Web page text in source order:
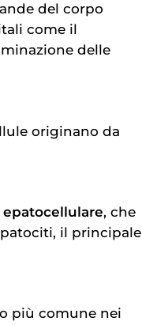
del corpo
come il
delle
originano da
, che
il principale
più comune nei